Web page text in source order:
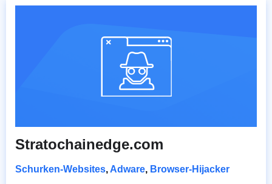
Stratochainedge.com
Schurken-Websites,Adware, Browser-Hijacker